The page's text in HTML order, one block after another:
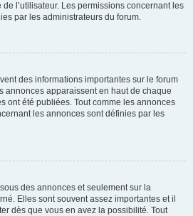
l’utilisateur. Les permissions concernant les
par les administrateurs du forum.
des informations importantes sur le forum
annonces apparaissent en haut de chaque
ont été publiées. Tout comme les annonces
les annonces sont définies par les
des annonces et seulement sur la
Elles sont souvent assez importantes et il
dès que vous en avez la possibilité. Tout